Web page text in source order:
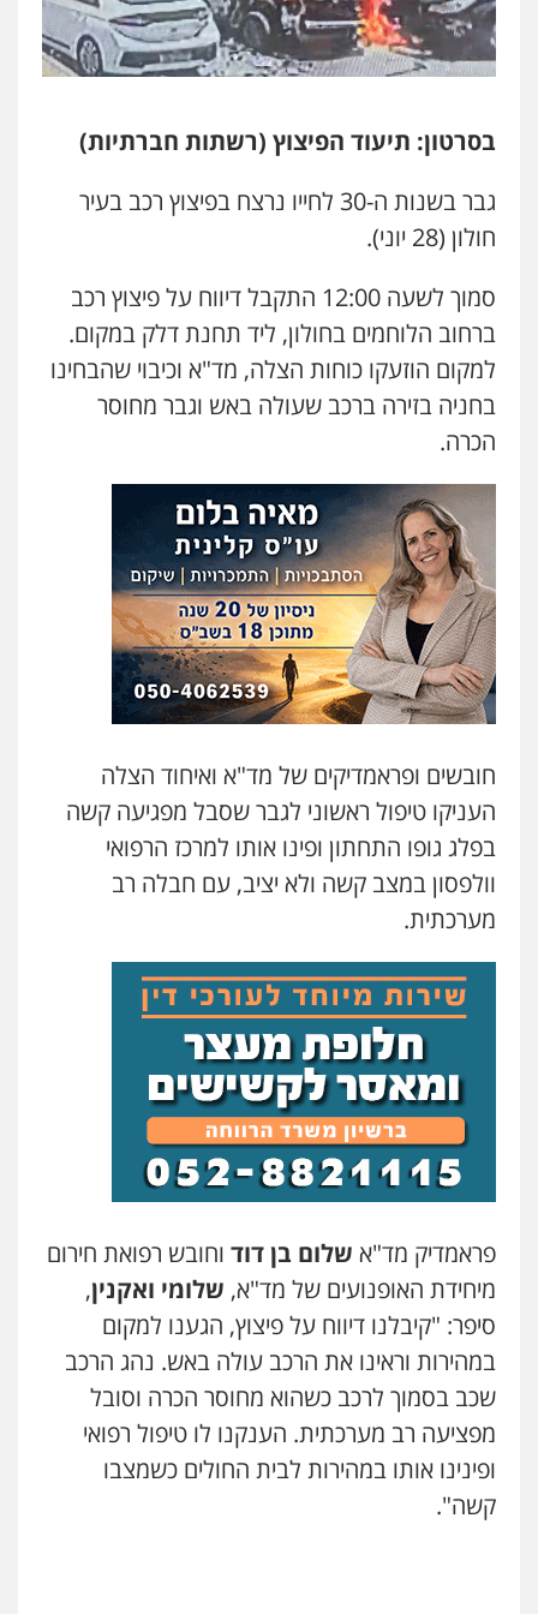
פלילי דיני תעבורה מעצרים וחקירות
0505078733
משרד עורכי דין טאי שרקי
אסירים תעבורה
0547556464
פלילי פשיעה חמורה תעבורה אסירים
0522992110
עו"ד שאדי נאטור
גיל דביר – משרד עורכי דין
פלילי פשיעה כלכלית צווארון לבן
0506217771
סלימאן אבו שעירה – משרד עורכי דין
פלילי בטחוני צבאי נזיקין
עו"ד אסף גונן
פלילי פשע חמור תעבורה צבא מעצרים
וחקירות
0542255161
פלילי פשיעה חמורה סמים מעצרים
וחקירות
0544723840
עו"ד ראוף נג'אר
פלילי עורכי דין לענייני אסירים מעצרים
סמים רכוש
0548009246
פלילי כלכלי עורכי דין לענייני אסירים
0525060666
גיא זהבי משרד עורכי דין
פלילי משפחה
503456449
בסרטון: תיעוד הפיצוץ (רשתות חברתיות)
גבר בשנות ה-30 לחייו נרצח בפיצוץ רכב בעיר
חולון (28 יוני).
סמוך לשעה 12:00 התקבל דיווח על פיצוץ רכב
ברחוב הלוחמים בחולון, ליד תחנת דלק במקום.
למקום הוזעקו כוחות הצלה, מד"א וכיבוי שהבחינו
בחניה בזירה ברכב שעולה באש וגבר מחוסר
הכרה.
חובשים ופראמדיקים של מד"א ואיחוד הצלה
העניקו טיפול ראשוני לגבר שסבל מפגיעה קשה
בפלג גופו התחתון ופינו אותו למרכז הרפואי
וולפסון במצב קשה ולא יציב, עם חבלה רב
מערכתית.
פראמדיק מד"א שלום בן דוד וחובש רפואת חירום
מיחידת האופנועים של מד"א, שלומי ואקנין,
סיפר: "קיבלנו דיווח על פיצוץ, הגענו למקום
במהירות וראינו את הרכב עולה באש. נהג הרכב
שכב בסמוך לרכב כשהוא מחוסר הכרה וסובל
מפציעה רב מערכתית. הענקנו לו טיפול רפואי
ופינינו אותו במהירות לבית החולים כשמצבו
קשה".